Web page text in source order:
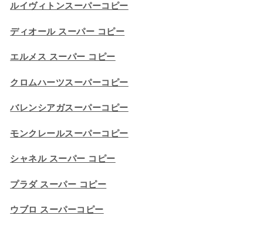
ルイヴィトンスーパーコピー
ディオール スーパー コピー
エルメス スーパー コピー
クロムハーツスーパーコピー
バレンシアガスーパーコピー
モンクレールスーパーコピー
シャネル スーパー コピー
プラダ スーパー コピー
ウブロ スーパーコピー